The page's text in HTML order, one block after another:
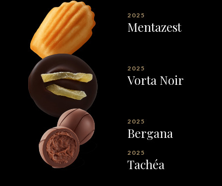
2025
Mentazest
2025
Vorta Noir
2025
Bergana
2025
Tachéa